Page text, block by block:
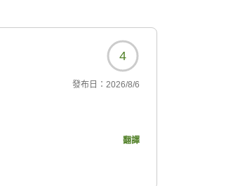
4
發布日： 2026/8/6
翻譯